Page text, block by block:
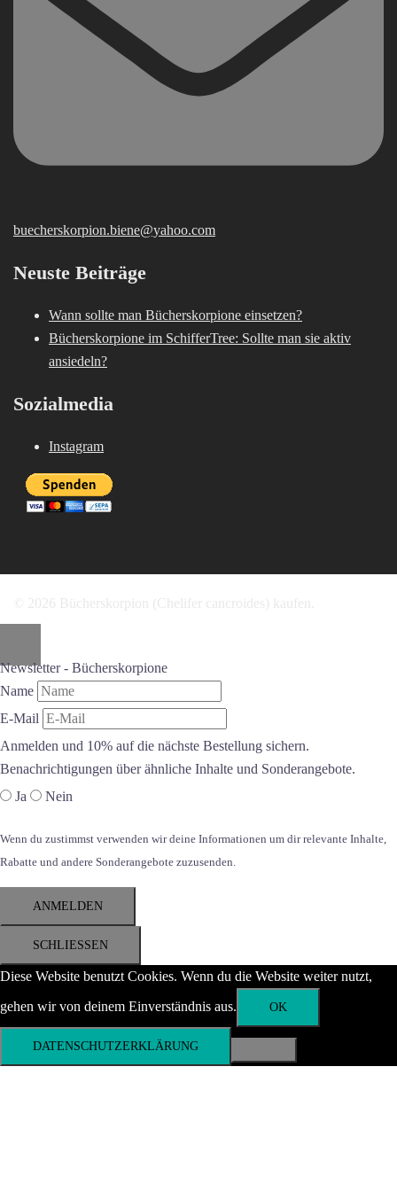
buecherskorpion.biene@yahoo.com
Neuste Beiträge
Wann sollte man Bücherskorpione einsetzen?
Bücherskorpione im SchifferTree: Sollte man sie aktiv
ansiedeln?
Sozialmedia
Instagram
Newsletter - Bücherskorpione
Name
E-Mail
Anmelden und 10% auf die nächste Bestellung sichern.
Benachrichtigungen über ähnliche Inhalte und Sonderangebote.
Ja
Nein
Wenn du zustimmst verwenden wir deine Informationen um dir relevante Inhalte,
Rabatte und andere Sonderangebote zuzusenden.
ANMELDEN
SCHLIESSEN
Diese Website benutzt Cookies. Wenn du die Website weiter nutzt,
gehen wir von deinem Einverständnis aus.
OK
DATENSCHUTZERKLÄRUNG